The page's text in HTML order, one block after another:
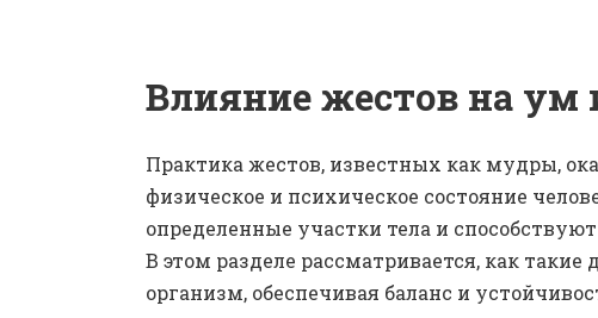
Влияние жестов на ум
Практика жестов, известных как мудры,
физическое и психическое состояние
определенные участки тела и
В этом разделе рассматривается, как
организм, обеспечивая баланс и